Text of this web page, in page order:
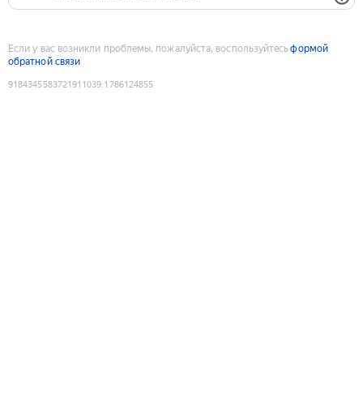
Если у вас возникли проблемы, пожалуйста, воспользуйтесьформой
обратной связи
9184345583721911039:1786124855